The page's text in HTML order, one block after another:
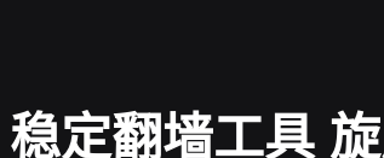
稳定翻墙工具